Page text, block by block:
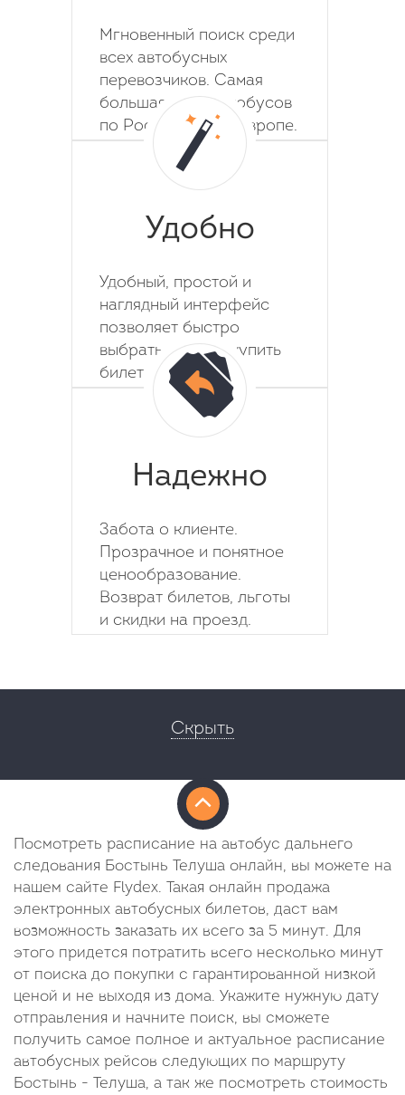
Мгновенный поиск среди
всех автобусных
перевозчиков. Самая
большая база автобусов
по России, СНГ и Европе.
Удобно
Удобный, простой и
наглядный интерфейс
позволяет быстро
выбрать место и купить
билет на автобус.
Надежно
Забота о клиенте.
Прозрачное и понятное
ценообразование.
Возврат билетов, льготы
и скидки на проезд.
Скрыть
Посмотреть расписание на автобус дальнего
следования Бостынь Телуша онлайн, вы можете на
нашем сайте Flydex. Такая онлайн продажа
электронных автобусных билетов, даст вам
возможность заказать их всего за 5 минут. Для
этого придется потратить всего несколько минут
от поиска до покупки с гарантированной низкой
ценой и не выходя из дома. Укажите нужную дату
отправления и начните поиск, вы сможете
получить самое полное и актуальное расписание
автобусных рейсов следующих по маршруту
Бостынь - Телуша, а так же посмотреть стоимость